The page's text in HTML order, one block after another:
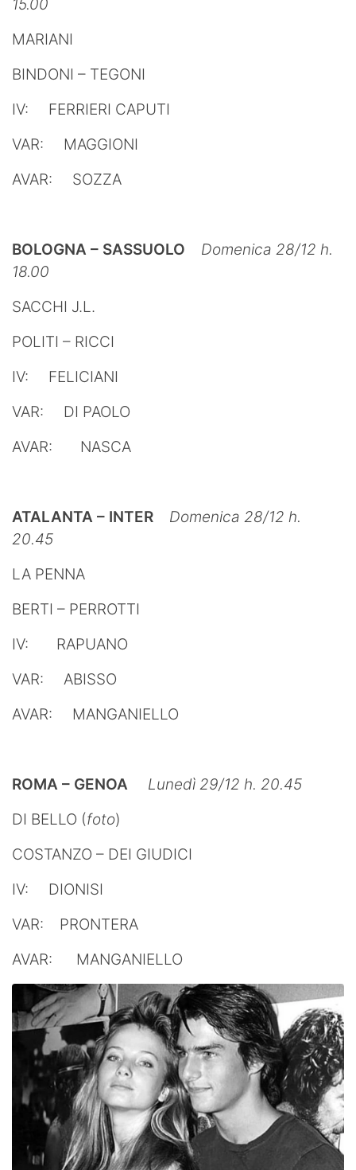
15.00
MARIANI
BINDONI – TEGONI
IV: FERRIERI CAPUTI
VAR: MAGGIONI
AVAR: SOZZA
BOLOGNA – SASSUOLO Domenica 28/12 h.
18.00
SACCHI J.L.
POLITI – RICCI
IV: FELICIANI
VAR: DI PAOLO
AVAR: NASCA
ATALANTA – INTER Domenica 28/12 h.
20.45
LA PENNA
BERTI – PERROTTI
IV: RAPUANO
VAR: ABISSO
AVAR: MANGANIELLO
ROMA – GENOA
Lunedì 29/12 h. 20.45
DI BELLO (foto)
COSTANZO – DEI GIUDICI
IV: DIONISI
VAR: PRONTERA
AVAR: MANGANIELLO